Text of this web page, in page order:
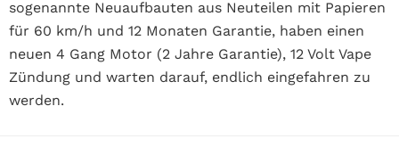
sogenannte Neuaufbauten aus Neuteilen mit Papieren
für 60 km/h und 12 Monaten Garantie, haben einen
neuen 4 Gang Motor (2 Jahre Garantie), 12 Volt Vape
Zündung und warten darauf, endlich eingefahren zu
werden.